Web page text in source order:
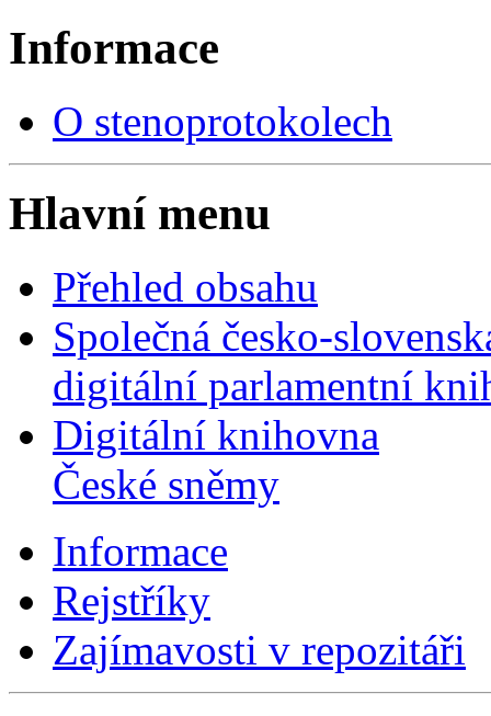
Informace
O stenoprotokolech
Hlavní menu
Přehled obsahu
Společná česko-
digitální parlamentní
Digitální knihovna
České sněmy
Informace
Rejstříky
Zajímavosti v repozitáři